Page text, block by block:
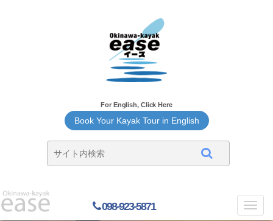
For English, Click Here
Book Your Kayak Tour in English
098-923-5871